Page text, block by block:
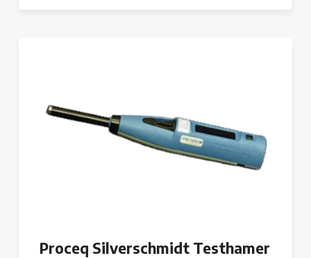
Proceq Silverschmidt Testhamer